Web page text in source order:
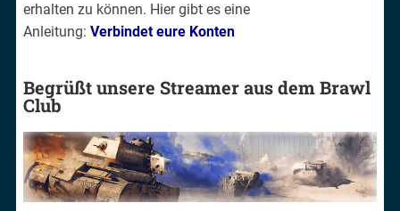
erhalten zu können. Hier gibt es eine
Anleitung:Verbindet eure Konten
Begrüßt unsere Streamer aus dem Brawl
Club